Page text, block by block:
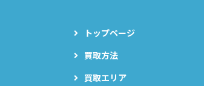
トップページ
買取方法
買取エリア